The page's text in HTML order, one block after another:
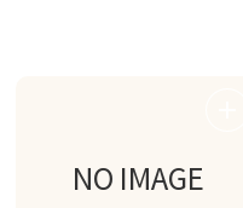
NO IMAGE